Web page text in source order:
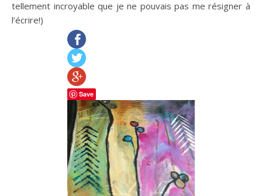
tellement incroyable que je ne pouvais pas me résigner à
l’écrire!)
Save